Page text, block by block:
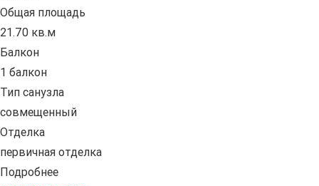
Общая площадь
21.70 кв.м
Балкон
1 балкон
Тип санузла
совмещенный
Отделка
первичная отделка
Подробнее